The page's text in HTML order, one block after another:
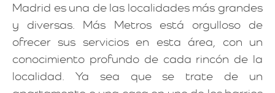
Madrid es una de las localidades más grandes
y diversas. Más Metros está orgulloso de
ofrecer sus servicios en esta área, con un
conocimiento profundo de cada rincón de la
localidad. Ya sea que se trate de un